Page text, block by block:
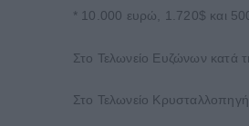
* 10.000 ευρώ, 1.720$ και 500
Στο Τελωνείο Ευζώνων κατά
Στο Τελωνείο